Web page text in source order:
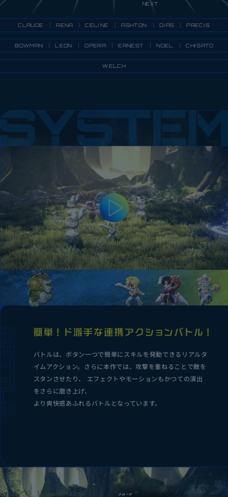
NEXT
CLAUDE RENA CELINE ASHTON DIAS PRECIS
BOWMAN LEON OPERA ERNEST NOEL CHISATO
WELCH
バトルは、ボタン一つで簡単にスキルを発動できるリアルタ
イムアクション。 さらに本作では、攻撃を重ねることで敵を
スタンさせたり、 エフェクトやモーションもかつての演出
をさらに磨き上げ、
より爽快感あふれるバトルとなっています。